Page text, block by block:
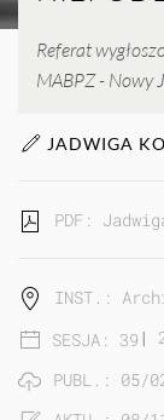
Referat
MABPZ - Nowy
JADWIGA
PDF:
INST.:
SESJA: 39 |
PUBL.: 05/